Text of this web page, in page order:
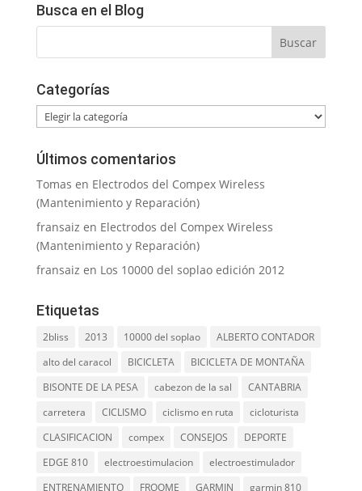
Busca en el Blog
Categorías
Categorías
Últimos comentarios
Tomas en Electrodos del Compex Wireless
(Mantenimiento y Reparación)
fransaiz en Electrodos del Compex Wireless
(Mantenimiento y Reparación)
fransaiz en Los 10000 del soplao edición 2012
Etiquetas
2bliss 2013 10000 del soplao
ALBERTO CONTADOR
alto del caracol
BICICLETA
BICICLETA DE MONTAÑA
BISONTE DE LA PESA
cabezon de la sal
CANTABRIA
carretera
CICLISMO ciclismo en ruta
cicloturista
CLASIFICACION
compex CONSEJOS
DEPORTE
EDGE 810
electroestimulacion
electroestimulador
ENTRENAMIENTO
FROOME GARMIN garmin 810